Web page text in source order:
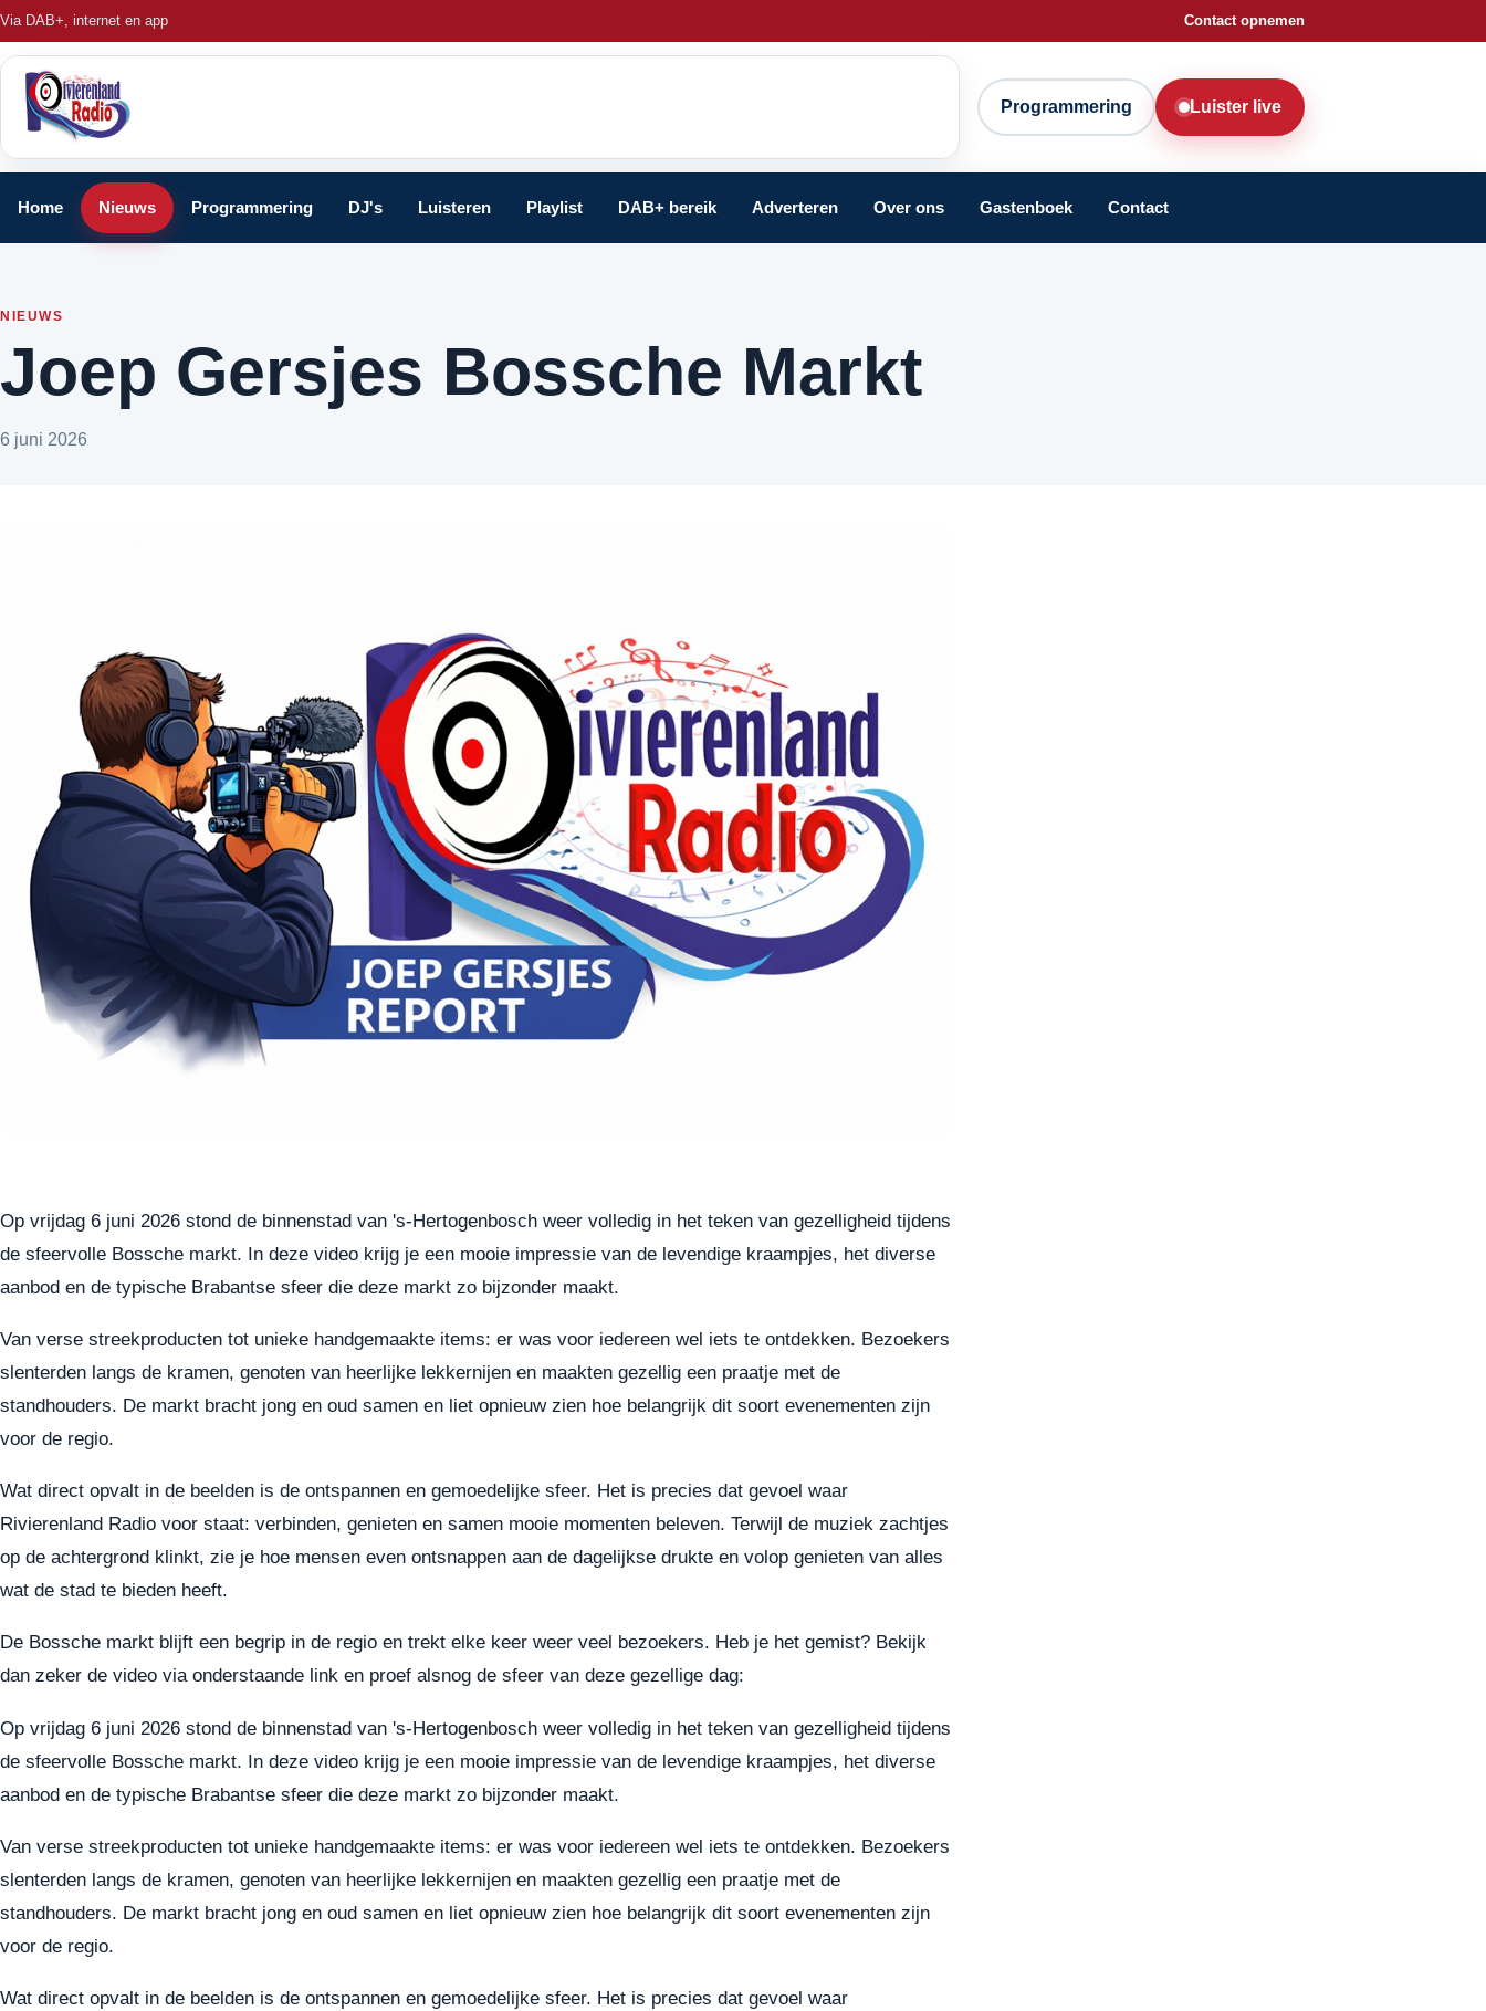
Via DAB+, internet en app Contact opnemen
Programmering Luister live
Home Nieuws Programmering DJ's Luisteren Playlist DAB+ bereik Adverteren Over ons Gastenboek Contact
NIEUWS
Joep Gersjes Bossche Markt
6 juni 2026
Op vrijdag 6 juni 2026 stond de binnenstad van 's-Hertogenbosch weer volledig in het teken van gezelligheid tijdens
de sfeervolle Bossche markt. In deze video krijg je een mooie impressie van de levendige kraampjes, het diverse
aanbod en de typische Brabantse sfeer die deze markt zo bijzonder maakt.
Van verse streekproducten tot unieke handgemaakte items: er was voor iedereen wel iets te ontdekken. Bezoekers
slenterden langs de kramen, genoten van heerlijke lekkernijen en maakten gezellig een praatje met de
standhouders. De markt bracht jong en oud samen en liet opnieuw zien hoe belangrijk dit soort evenementen zijn
voor de regio.
Wat direct opvalt in de beelden is de ontspannen en gemoedelijke sfeer. Het is precies dat gevoel waar
Rivierenland Radio voor staat: verbinden, genieten en samen mooie momenten beleven. Terwijl de muziek zachtjes
op de achtergrond klinkt, zie je hoe mensen even ontsnappen aan de dagelijkse drukte en volop genieten van alles
wat de stad te bieden heeft.
De Bossche markt blijft een begrip in de regio en trekt elke keer weer veel bezoekers. Heb je het gemist? Bekijk
dan zeker de video via onderstaande link en proef alsnog de sfeer van deze gezellige dag:
Op vrijdag 6 juni 2026 stond de binnenstad van 's-Hertogenbosch weer volledig in het teken van gezelligheid tijdens
de sfeervolle Bossche markt. In deze video krijg je een mooie impressie van de levendige kraampjes, het diverse
aanbod en de typische Brabantse sfeer die deze markt zo bijzonder maakt.
Van verse streekproducten tot unieke handgemaakte items: er was voor iedereen wel iets te ontdekken. Bezoekers
slenterden langs de kramen, genoten van heerlijke lekkernijen en maakten gezellig een praatje met de
standhouders. De markt bracht jong en oud samen en liet opnieuw zien hoe belangrijk dit soort evenementen zijn
voor de regio.
Wat direct opvalt in de beelden is de ontspannen en gemoedelijke sfeer. Het is precies dat gevoel waar